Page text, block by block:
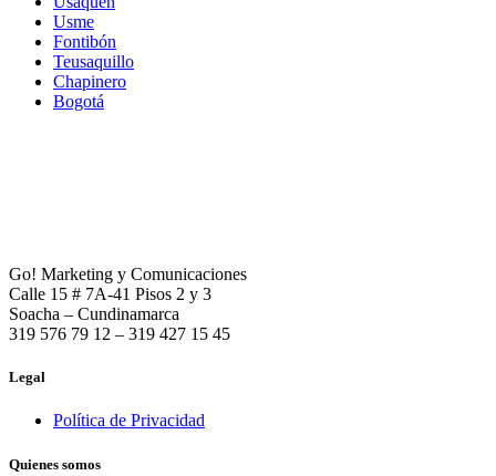
Usme
Fontibón
Teusaquillo
Chapinero
Bogotá
Go! Marketing y Comunicaciones
Calle 15 # 7A-41 Pisos 2 y 3
Soacha – Cundinamarca
319 576 79 12 – 319 427 15 45
Legal
Política de Privacidad
Quienes somos